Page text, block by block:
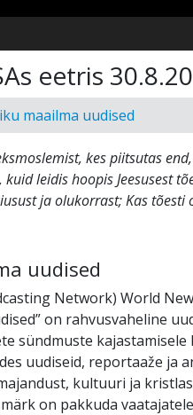
eetris
maailma uudised
kes piitsutas
leidis hoopis Jeesusest
ja olukorrast; Kas tõesti
uudised
Network) World
on rahvusvaheline
sündmuste
uudiseid, reportaaže ja
kultuuri ja
on pakkuda vaatajatele